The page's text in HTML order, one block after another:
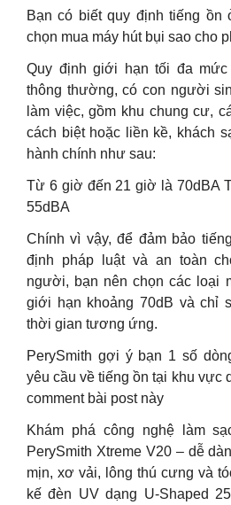
Bạn có biết quy định tiếng
chọn mua máy hút bụi sao cho
Quy định giới hạn tối đa
thông thường, có con người
làm việc, gồm khu chung cư,
cách biệt hoặc liền kề, khách
hành chính như sau:
Từ 6 giờ đến 21 giờ là 70dBA
55dBA
Chính vì vậy, để đảm bảo
định pháp luật và an toàn
người, bạn nên chọn các loại
giới hạn khoảng 70dB và chỉ
thời gian tương ứng.
PerySmith gợi ý bạn 1 số
yêu cầu về tiếng ồn tại khu vực
comment bài post này
Khám phá công nghệ làm
PerySmith Xtreme V20 – dễ
mịn, xơ vải, lông thú cưng và
kế đèn UV dạng U-Shaped